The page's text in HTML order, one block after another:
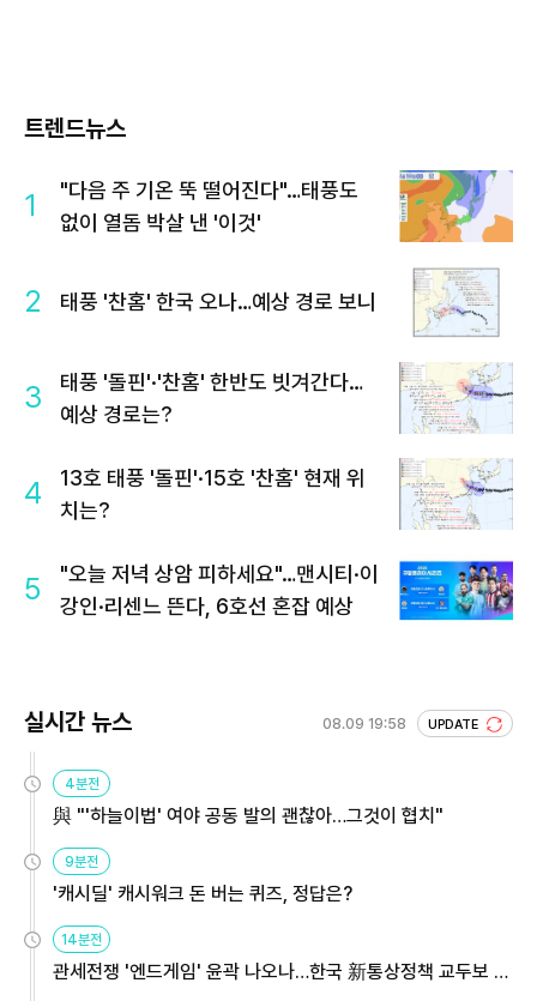
트렌드뉴스
1
"다음 주 기온 뚝 떨어진다"…태풍도
없이 열돔 박살 낸 '이것'
2 태풍 '찬홈' 한국 오나…예상 경로 보니
3
태풍 '돌핀'·'찬홈' 한반도 빗겨간다…
예상 경로는?
4
13호 태풍 '돌핀'·15호 '찬홈' 현재 위
치는?
5
"오늘 저녁 상암 피하세요"…맨시티·이
강인·리센느 뜬다, 6호선 혼잡 예상
실시간 뉴스 08.09 19:58 UPDATE
4분전
與 "'하늘이법' 여야 공동 발의 괜찮아…그것이 협치"
9분전
'캐시딜' 캐시워크 돈 버는 퀴즈, 정답은?
14분전
관세전쟁 '엔드게임' 윤곽 나오나…한국 新통상정책 교두보 활